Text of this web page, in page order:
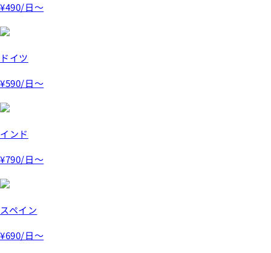
¥490/日～
ドイツ
¥590/日～
インド
¥790/日～
スペイン
¥690/日～